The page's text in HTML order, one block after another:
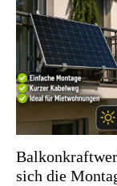
sich die